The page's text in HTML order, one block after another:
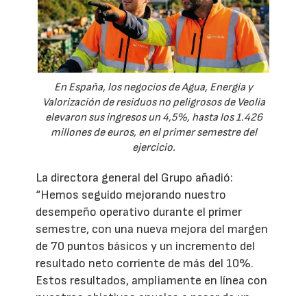
En España, los negocios de Agua, Energía y
Valorización de residuos no peligrosos de Veolia
elevaron sus ingresos un 4,5%, hasta los 1.426
millones de euros, en el primer semestre del
ejercicio.
La directora general del Grupo añadió:
“Hemos seguido mejorando nuestro
desempeño operativo durante el primer
semestre, con una nueva mejora del margen
de 70 puntos básicos y un incremento del
resultado neto corriente de más del 10%.
Estos resultados, ampliamente en línea con